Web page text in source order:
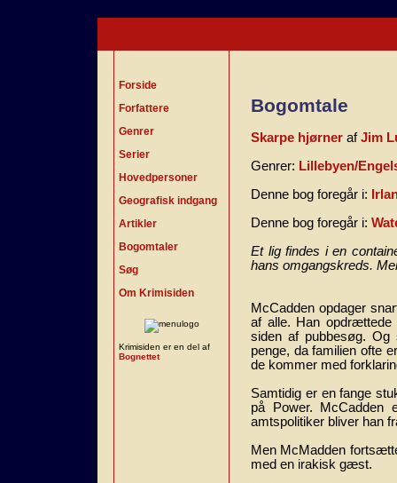
Forside
Forfattere
Genrer
Serier
Hovedpersoner
Geografisk indgang
Artikler
Bogomtaler
Søg
Om Krimisiden
Krimisiden er en del af
Bognettet
Bogomtale
Skarpe hjørner afJim
Genrer: Lillebyen/
Denne bog foregår i:
Denne bog foregår i:
Et lig findes i en
hans omgangskreds.
McCadden opdager
af alle. Han opdrættede
siden af pubbesøg. Og
penge, da familien ofte
de kommer med
Samtidig er en fange
på Power.
amtspolitiker bliver han
Men McMadden
med en irakisk gæst.